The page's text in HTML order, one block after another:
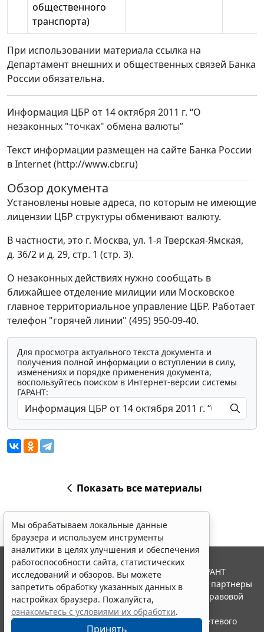
общественного
транспорта)
При использовании материала ссылка на
Департамент внешних и общественных связей Банка
России обязательна.
Информация ЦБР от 14 октября 2011 г. “О
незаконных "точках" обмена валюты”
Текст информации размещен на сайте Банка России
в Internet (http://www.cbr.ru)
Обзор документа
Установлены новые адреса, по которым не имеющие
лицензии ЦБР структуры обменивают валюту.
В частности, это г. Москва, ул. 1-я Тверская-Ямская,
д. 36/2 и д. 29, стр. 1 (стр. 3).
О незаконных действиях нужно сообщать в
ближайшее отделение милиции или Московское
главное территориальное управление ЦБР. Работает
телефон "горячей линии" (495) 950-09-40.
Для просмотра актуального текста документа и
получения полной информации о вступлении в силу,
изменениях и порядке применения документа,
воспользуйтесь поиском в Интернет-версии системы
ГАРАНТ:
Показать все материалы
Мы обрабатываем локальные данные
браузера и используем инструменты
аналитики в целях улучшения и обеспечения
работоспособности сайта, статистических
исследований и обзоров. Вы можете
запретить обработку указанных данных в
настройках браузера. Пожалуйста,
ознакомьтесь с условиями их обработки.
Принять
© ООО "НПП "ГАРАНТ-СЕРВИС", 2026. Система ГАРАНТ
выпускается с 1990 года. Компания "Гарант" и ее партнеры
являются участниками Российской ассоциации правовой
информации ГАРАНТ.
Портал ГАРАНТ.РУ зарегистрирован в качестве сетевого